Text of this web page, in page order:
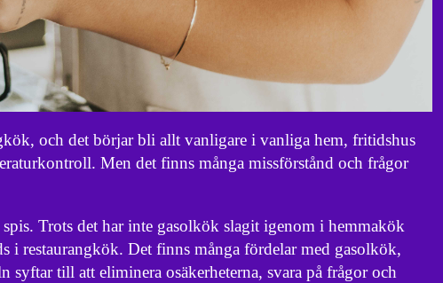
och det börjar bli allt vanligare i vanliga hem, fritidshus
Men det finns många missförstånd och frågor
Trots det har inte gasolkök slagit igenom i hemmakök
i restaurangkök. Det finns många fördelar med gasolkök,
till att eliminera osäkerheterna, svara på frågor och